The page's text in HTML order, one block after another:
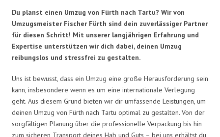
Du planst einen Umzug von Fürth nach Tartu? Wir von
Umzugsmeister Fischer Fürth sind dein zuverlässiger Partner
für diesen Schritt! Mit unserer langjährigen Erfahrung und
Expertise unterstützen wir dich dabei, deinen Umzug
reibungslos und stressfrei zu gestalten.
Uns ist bewusst, dass ein Umzug eine große Herausforderung sein
kann, insbesondere wenn es um eine internationale Verlegung
geht. Aus diesem Grund bieten wir dir umfassende Leistungen, um
deinen Umzug von Fürth nach Tartu optimal zu gestalten. Von der
sorgfältigen Planung über die professionelle Verpackung bis hin
zum sicheren Transport deines Hab und Guts – bei uns erhältst du